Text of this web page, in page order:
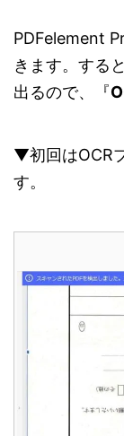
PDFelement
きます。する
出るので、『
▼初回はOCR
す。